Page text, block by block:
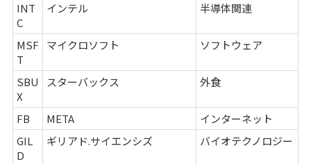
INT
C
インテル 半導体関連
MSF
T
マイクロソフト ソフトウェア
SBU
X
スターバックス 外食
FB META
インターネット
GIL
D
ギリアド.サイエンシズ バイオテクノロジー